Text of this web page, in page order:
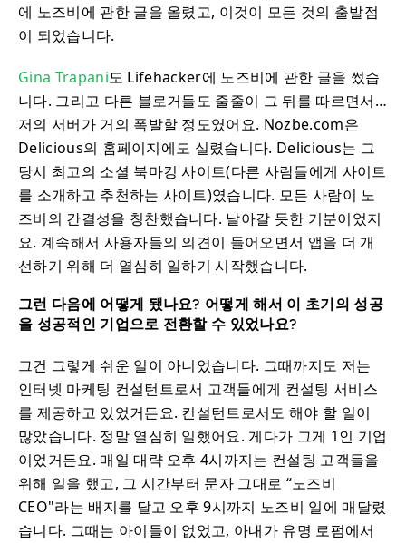
에 노즈비에 관한 글을 올렸고, 이것이 모든 것의 출발점
이 되었습니다.
Gina Trapani도 Lifehacker에 노즈비에 관한 글을 썼습
니다. 그리고 다른 블로거들도 줄줄이 그 뒤를 따르면서…
저의 서버가 거의 폭발할 정도였어요. Nozbe.com은
Delicious의 홈페이지에도 실렸습니다. Delicious는 그
당시 최고의 소셜 북마킹 사이트(다른 사람들에게 사이트
를 소개하고 추천하는 사이트)였습니다. 모든 사람이 노
즈비의 간결성을 칭찬했습니다. 날아갈 듯한 기분이었지
요. 계속해서 사용자들의 의견이 들어오면서 앱을 더 개
선하기 위해 더 열심히 일하기 시작했습니다.
그런 다음에 어떻게 됐나요? 어떻게 해서 이 초기의 성공
을 성공적인 기업으로 전환할 수 있었나요?
그건 그렇게 쉬운 일이 아니었습니다. 그때까지도 저는
인터넷 마케팅 컨설턴트로서 고객들에게 컨설팅 서비스
를 제공하고 있었거든요. 컨설턴트로서도 해야 할 일이
많았습니다. 정말 열심히 일했어요. 게다가 그게 1인 기업
이었거든요. 매일 대략 오후 4시까지는 컨설팅 고객들을
위해 일을 했고, 그 시간부터 문자 그대로 “노즈비
CEO"라는 배지를 달고 오후 9시까지 노즈비 일에 매달렸
습니다. 그때는 아이들이 없었고, 아내가 유명 로펌에서